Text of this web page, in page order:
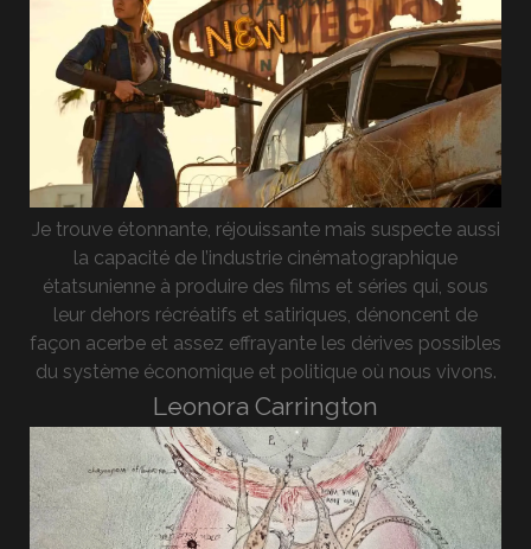
Je trouve étonnante, réjouissante mais suspecte aussi
la capacité de l’industrie cinématographique
étatsunienne à produire des films et séries qui, sous
leur dehors récréatifs et satiriques, dénoncent de
façon acerbe et assez effrayante les dérives possibles
du système économique et politique où nous vivons.
Leonora Carrington